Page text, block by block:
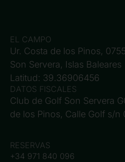
EL CAMPO
Ur. Costa de los Pinos,
Son Servera, Islas Baleares
Latitud: 39.36906456
DATOS FISCALES
Club de Golf Son Servera
de los Pinos, Calle Golf s/n
RESERVAS
+34 971 840 096